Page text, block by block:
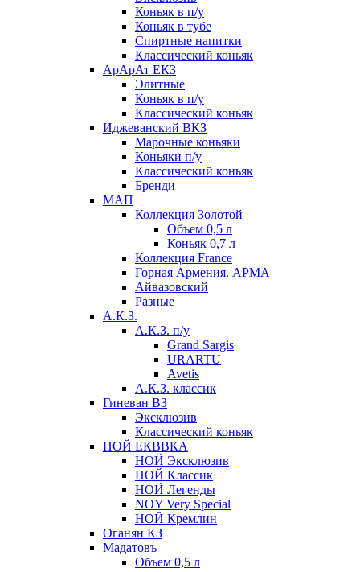
Коньяк в п/у
Коньяк в тубе
Спиртные напитки
Классический коньяк
АрАрАт ЕКЗ
Элитные
Коньяк в п/у
Классический коньяк
Иджеванский ВКЗ
Марочные коньяки
Коньяки п/у
Классический коньяк
Бренди
МАП
Коллекция Золотой
Объем 0,5 л
Коньяк 0,7 л
Коллекция France
Горная Армения. АРМА
Айвазовский
Разные
А.К.З.
А.К.З. п/у
Grand Sargis
URARTU
Avetis
А.К.З. классик
Гиневан ВЗ
Эксклюзив
Классический коньяк
НОЙ ЕКВВКА
НОЙ Эксклюзив
НОЙ Классик
НОЙ Легенды
NOY Very Speсial
НОЙ Кремлин
Оганян КЗ
Мадатовъ
Объем 0,5 л